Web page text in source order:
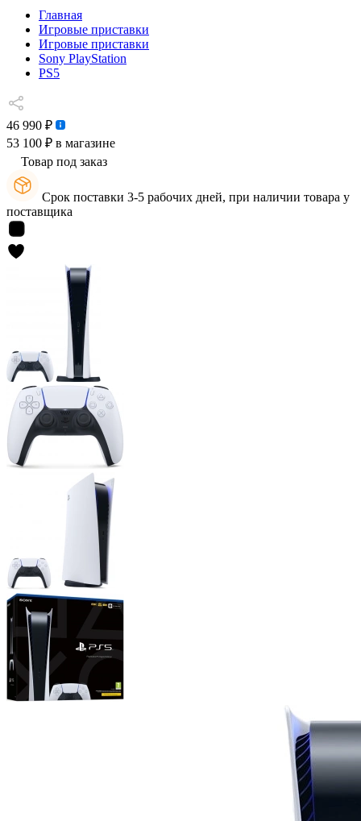
Главная
Игровые приставки
Игровые приставки
Sony PlayStation
PS5
46 990 ₽
53 100 ₽ в магазине
Товар под заказ
Срок поставки 3-5 рабочих дней, при наличии товара у
поставщика